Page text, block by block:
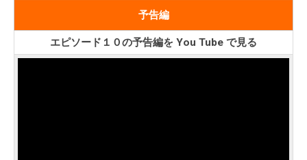
予告編
エピソード１０の予告編を You Tube で見る